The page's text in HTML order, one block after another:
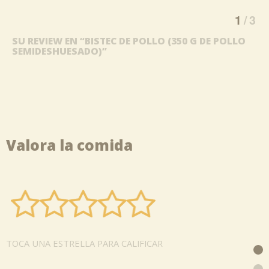
SU REVIEW EN “BISTEC DE POLLO (350 G DE POLLO
SEMIDESHUESADO)”
Valora la comida
TOCA UNA ESTRELLA PARA CALIFICAR
1 3